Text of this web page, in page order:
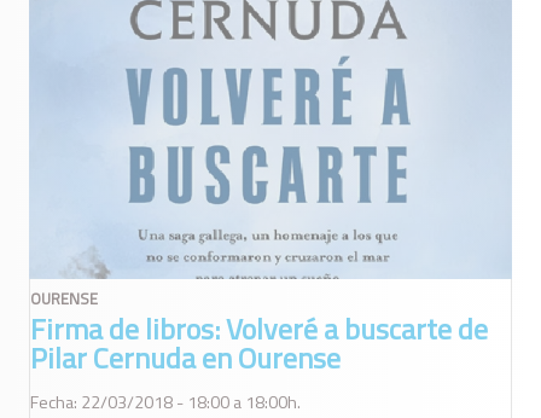
OURENSE
Firma de libros: Volveré a buscarte de
Pilar Cernuda en Ourense
Fecha: 22/03/2018 - 18:00 a 18:00h.